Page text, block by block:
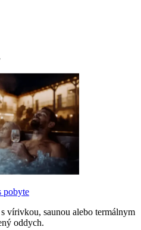
pobyte
vírivkou, saunou alebo termálnym
oddych.